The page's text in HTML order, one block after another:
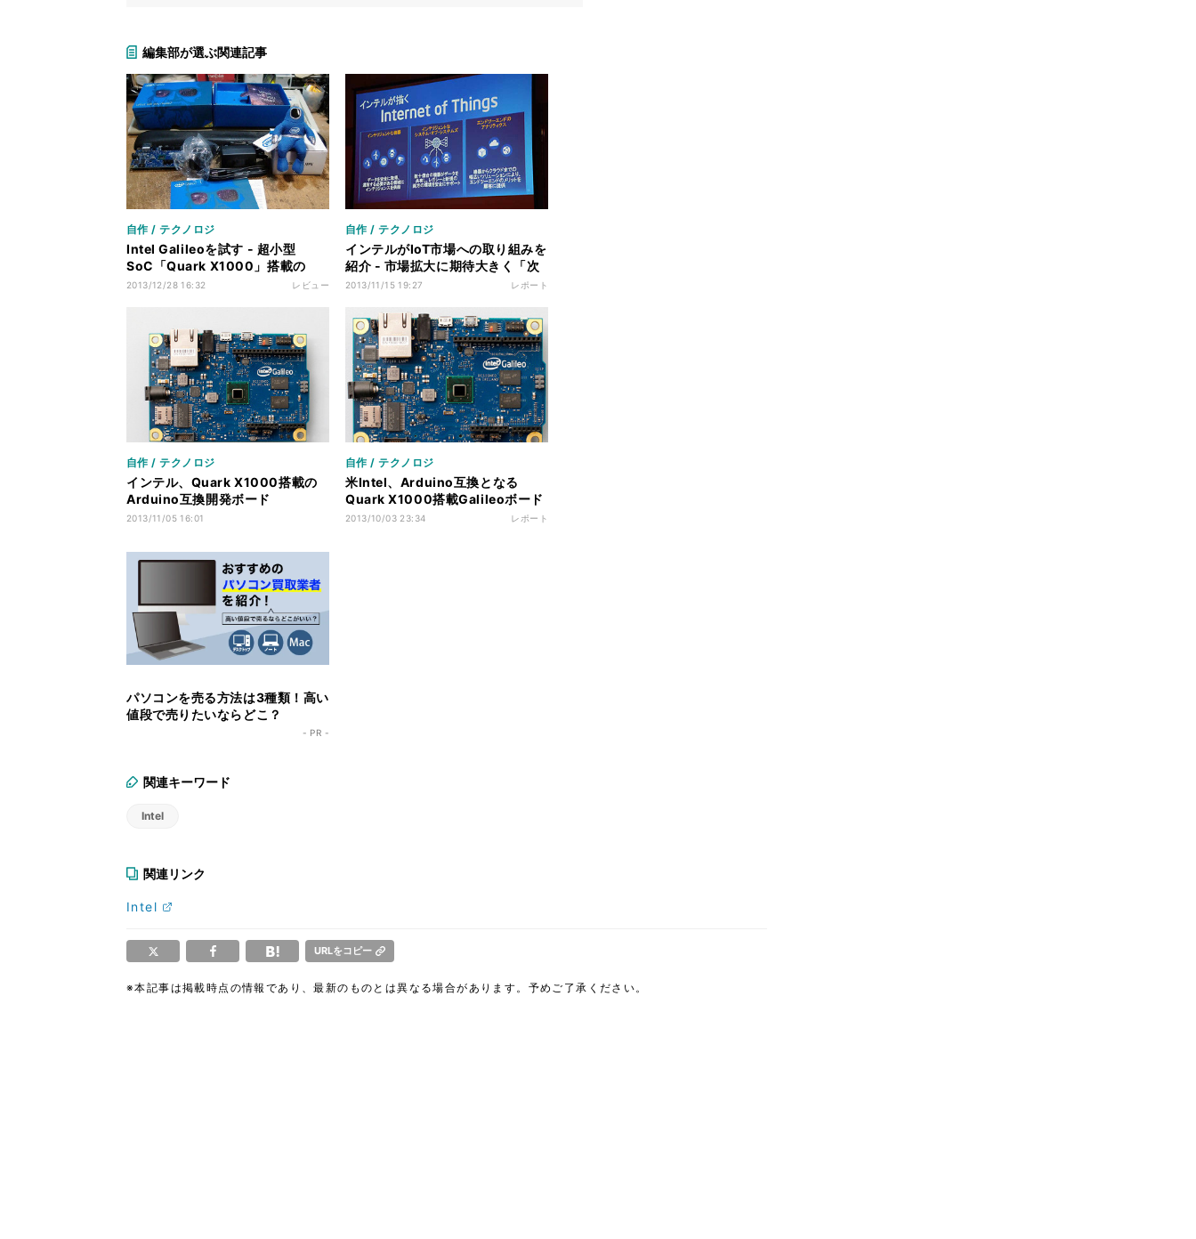
編集部が選ぶ関連記事
自作 / テクノロジ
Intel Galileoを試す - 超小型
SoC「Quark X1000」搭載の
Arduino互換ボード
2013/12/28 16:32 レビュー
自作 / テクノロジ
インテルがIoT市場への取り組みを
紹介 - 市場拡大に期待大きく「次
の勝ち組」目指す
2013/11/15 19:27 レポート
自作 / テクノロジ
インテル、Quark X1000搭載の
Arduino互換開発ボード
「Galileo」国内販売へ
2013/11/05 16:01
自作 / テクノロジ
米Intel、Arduino互換となる
Quark X1000搭載Galileoボード
を発表 - データシートから概要を
2013/10/03 23:34 レポート
パソコンを売る方法は3種類！高い
値段で売りたいならどこ？
- PR -
関連キーワード
Intel
関連リンク
Intel
URLをコピー
※本記事は掲載時点の情報であり、最新のものとは異なる場合があります。予めご了承ください。